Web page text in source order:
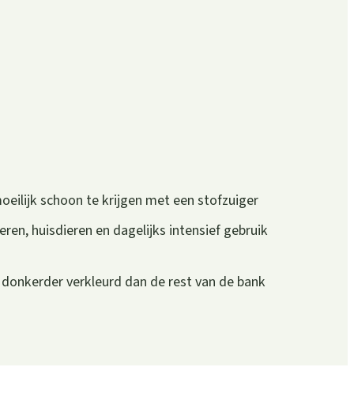
schoon te krijgen met een stofzuiger
huisdieren en dagelijks intensief gebruik
verkleurd dan de rest van de bank